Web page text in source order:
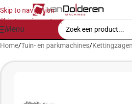
Skip to navigation
Skip to main content
Menu
Home/Tuin- en parkmachines/Kettingzagen